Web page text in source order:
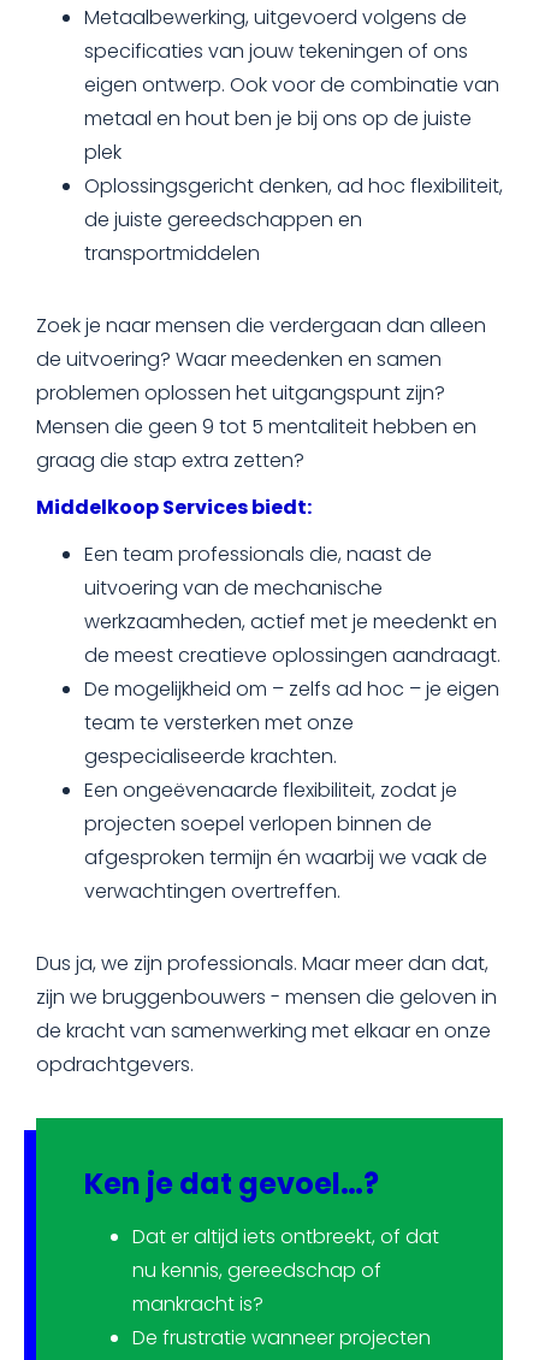
Metaalbewerking, uitgevoerd volgens de
specificaties van jouw tekeningen of ons
eigen ontwerp. Ook voor de combinatie van
metaal en hout ben je bij ons op de juiste
plek
Oplossingsgericht denken, ad hoc flexibiliteit,
de juiste gereedschappen en
transportmiddelen
Zoek je naar mensen die verdergaan dan alleen
de uitvoering? Waar meedenken en samen
problemen oplossen het uitgangspunt zijn?
Mensen die geen 9 tot 5 mentaliteit hebben en
graag die stap extra zetten?
Middelkoop Services biedt:
Een team professionals die, naast de
uitvoering van de mechanische
werkzaamheden, actief met je meedenkt en
de meest creatieve oplossingen aandraagt.
De mogelijkheid om – zelfs ad hoc – je eigen
team te versterken met onze
gespecialiseerde krachten.
Een ongeëvenaarde flexibiliteit, zodat je
projecten soepel verlopen binnen de
afgesproken termijn én waarbij we vaak de
verwachtingen overtreffen.
Dus ja, we zijn professionals. Maar meer dan dat,
zijn we bruggenbouwers - mensen die geloven in
de kracht van samenwerking met elkaar en onze
opdrachtgevers.
Ken je dat gevoel…?
Dat er altijd iets ontbreekt, of dat
nu kennis, gereedschap of
mankracht is?
De frustratie wanneer projecten